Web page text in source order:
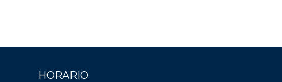
HORARIO